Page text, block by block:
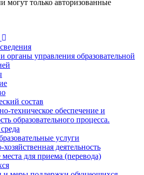
могут только авторизованные
органы управления образовательной
состав
техническое обеспечение и
образовательного процесса.
услуги
деятельность
для приема (перевода)